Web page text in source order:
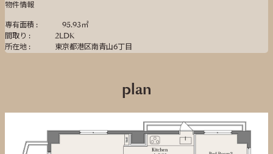
物件情報
専有面積 :
95.93㎡
間取り :
2LDK
所在地 :
東京都港区南青山6丁目
plan